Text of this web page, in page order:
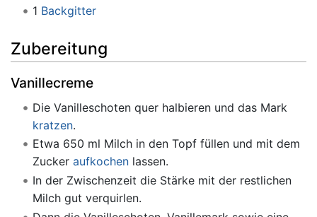
1 Backgitter
Zubereitung
Vanillecreme
Die Vanilleschoten quer halbieren und das Mark
kratzen.
Etwa 650 ml Milch in den Topf füllen und mit dem
Zucker aufkochenlassen.
In der Zwischenzeit die Stärke mit der restlichen
Milch gut verquirlen.